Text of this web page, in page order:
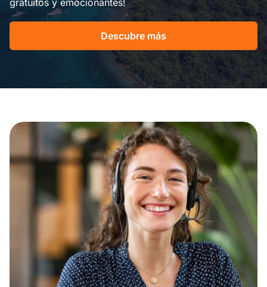
gratuitos y emocionantes!
Descubre más